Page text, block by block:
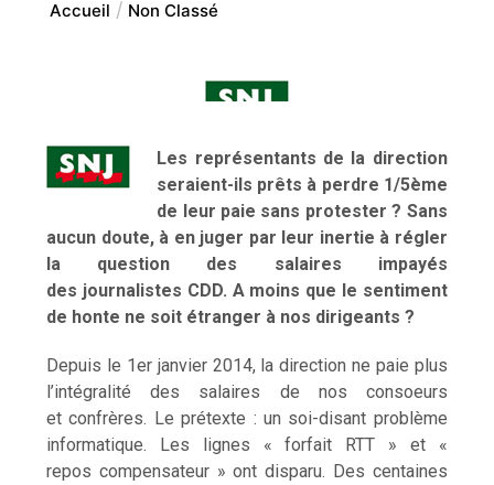
Accueil Non Classé
Les représentants de la direction
seraient-ils prêts à perdre 1/5ème
de leur paie sans protester ? Sans
aucun doute, à en juger par leur inertie à régler
la question des salaires impayés
des journalistes CDD. A moins que le sentiment
de honte ne soit étranger à nos dirigeants ?
Depuis le 1er janvier 2014, la direction ne paie plus
l’intégralité des salaires de nos consoeurs
et confrères. Le prétexte : un soi-disant problème
informatique. Les lignes « forfait RTT » et «
repos compensateur » ont disparu. Des centaines